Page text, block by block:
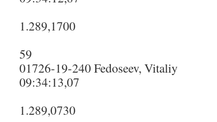
1.289,1700
59
01726-19-240 Fedoseev, Vitaliy
09:34:13,07
1.289,0730